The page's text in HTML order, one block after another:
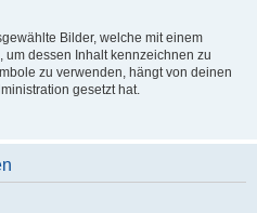
Bilder, welche mit einem
dessen Inhalt kennzeichnen zu
zu verwenden, hängt von deinen
gesetzt hat.